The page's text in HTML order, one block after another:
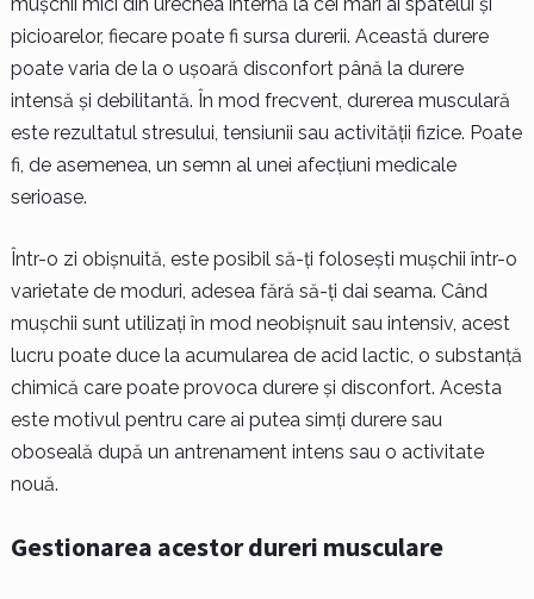
picioarelor, fiecare poate fi sursa durerii. Această durere
poate varia de la o ușoară disconfort până la durere
intensă și debilitantă. În mod frecvent, durerea musculară
este rezultatul stresului, tensiunii sau activității fizice. Poate
fi, de asemenea, un semn al unei afecțiuni medicale
serioase.
Într-o zi obișnuită, este posibil să-ți folosești mușchii într-o
varietate de moduri, adesea fără să-ți dai seama. Când
mușchii sunt utilizați în mod neobișnuit sau intensiv, acest
lucru poate duce la acumularea de acid lactic, o substanță
chimică care poate provoca durere și disconfort. Acesta
este motivul pentru care ai putea simți durere sau
oboseală după un antrenament intens sau o activitate
nouă.
Gestionarea acestor dureri musculare